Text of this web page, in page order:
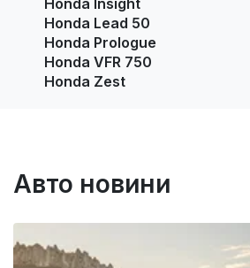
Honda Lead 50
Honda Prologue
Honda VFR 750
Honda Zest
Авто новини